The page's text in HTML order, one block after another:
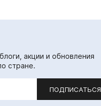
акции и обновления
стране.
ПОДПИСАТЬСЯ